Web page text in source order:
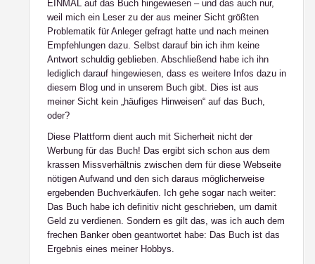
EINMAL auf das Buch hingewiesen – und das auch nur,
weil mich ein Leser zu der aus meiner Sicht größten
Problematik für Anleger gefragt hatte und nach meinen
Empfehlungen dazu. Selbst darauf bin ich ihm keine
Antwort schuldig geblieben. Abschließend habe ich ihn
lediglich darauf hingewiesen, dass es weitere Infos dazu in
diesem Blog und in unserem Buch gibt. Dies ist aus
meiner Sicht kein „häufiges Hinweisen“ auf das Buch,
oder?
Diese Plattform dient auch mit Sicherheit nicht der
Werbung für das Buch! Das ergibt sich schon aus dem
krassen Missverhältnis zwischen dem für diese Webseite
nötigen Aufwand und den sich daraus möglicherweise
ergebenden Buchverkäufen. Ich gehe sogar nach weiter:
Das Buch habe ich definitiv nicht geschrieben, um damit
Geld zu verdienen. Sondern es gilt das, was ich auch dem
frechen Banker oben geantwortet habe: Das Buch ist das
Ergebnis eines meiner Hobbys.